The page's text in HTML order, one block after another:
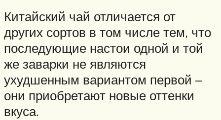
Китайский чай отличается от
других сортов в том числе тем, что
последующие настои одной и той
же заварки не являются
ухудшенным вариантом первой –
они приобретают новые оттенки
вкуса.